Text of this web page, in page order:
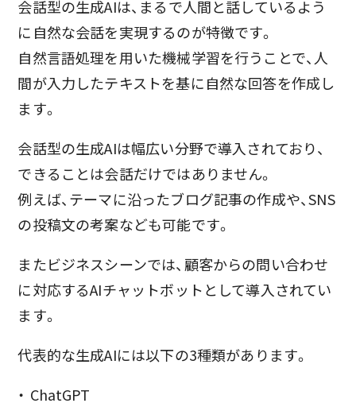
会話型の生成AIは、まるで人間と話しているよう
に自然な会話を実現するのが特徴です。
自然言語処理を用いた機械学習を行うことで、人
間が入力したテキストを基に自然な回答を作成し
ます。
会話型の生成AIは幅広い分野で導入されており、
できることは会話だけではありません。
例えば、テーマに沿ったブログ記事の作成や、SNS
の投稿文の考案なども可能です。
またビジネスシーンでは、顧客からの問い合わせ
に対応するAIチャットボットとして導入されてい
ます。
代表的な生成AIには以下の3種類があります。
ChatGPT